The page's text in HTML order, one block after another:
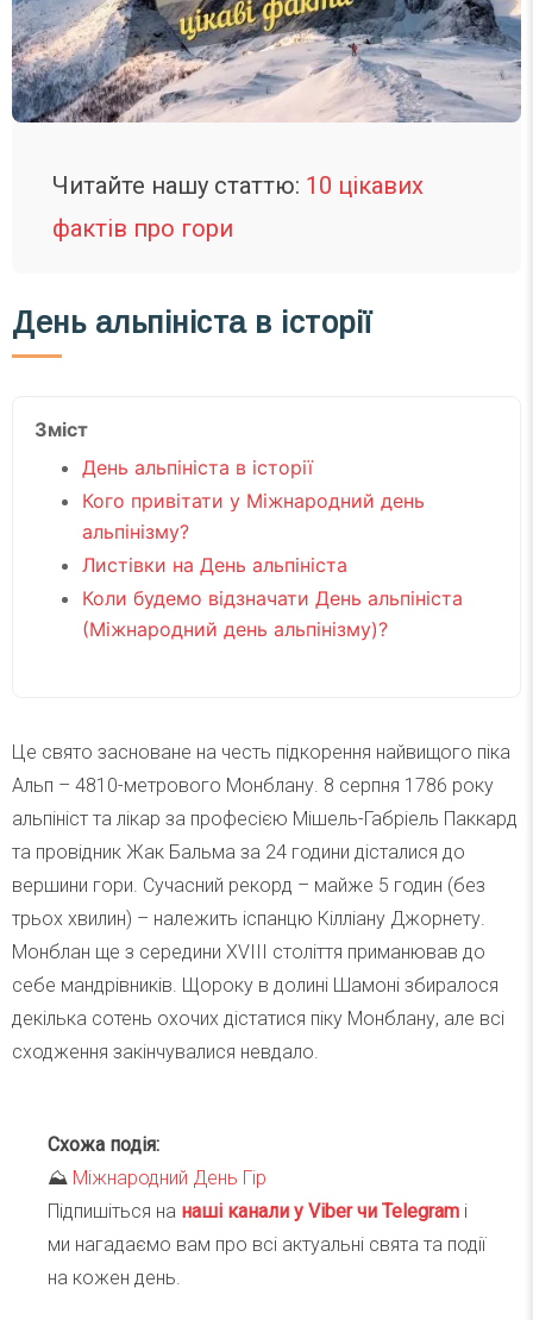
Читайте нашу статтю: 10 цікавих
фактів про гори
День альпініста в історії
Зміст
День альпініста в історії
Кого привітати у Міжнародний день
альпінізму?
Листівки на День альпініста
Коли будемо відзначати День альпініста
(Міжнародний день альпінізму)?
Це свято засноване на честь підкорення найвищого піка
Альп – 4810-метрового Монблану. 8 серпня 1786 року
альпініст та лікар за професією Мішель-Габріель Паккард
та провідник Жак Бальма за 24 години дісталися до
вершини гори. Сучасний рекорд – майже 5 годин (без
трьох хвилин) – належить іспанцю Кілліану Джорнету.
Монблан ще з середини XVIII століття приманював до
себе мандрівників. Щороку в долині Шамоні збиралося
декілька сотень охочих дістатися піку Монблану, але всі
сходження закінчувалися невдало.
Схожа подія:
⛰ Міжнародний День Гір
Підпишіться на наші канали у Viber чи Telegram і
ми нагадаємо вам про всі актуальні свята та події
на кожен день.